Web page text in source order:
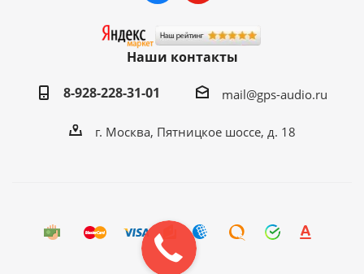
Наши контакты
8-928-228-31-01
mail@gps-audio.ru
г. Москва, Пятницкое шоссе, д. 18